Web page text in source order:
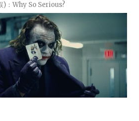
)：Why So Serious?